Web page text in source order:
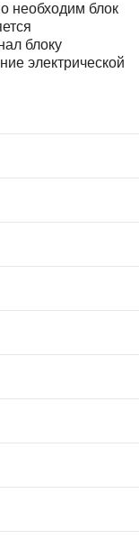
необходим блок
блоку
электрической